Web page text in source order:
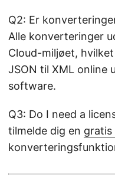
Q2: Er
Alle konverteringer
Cloud-miljøet,
JSON til XML online
software.
Q3: Do I need a
tilmelde dig en